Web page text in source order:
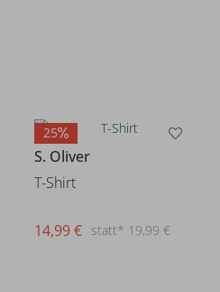
25
S. Oliver
T-Shirt
statt* 19,99 €
14,99 €